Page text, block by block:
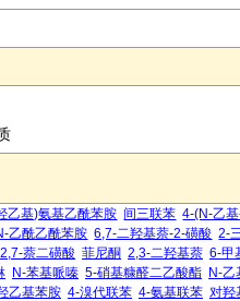
乙基)氨基乙酰苯胺 间三联苯 4-(N-乙
乙酰乙酰苯胺 6,7-二羟基萘-2-磺酸 2-
2,7-萘二磺酸 菲尼酮 2,3-二羟基萘 6-甲
N-苯基哌嗪 5-硝基糠醛二乙酸酯 N-乙
乙基苯胺 4-溴代联苯 4-氨基联苯 对羟